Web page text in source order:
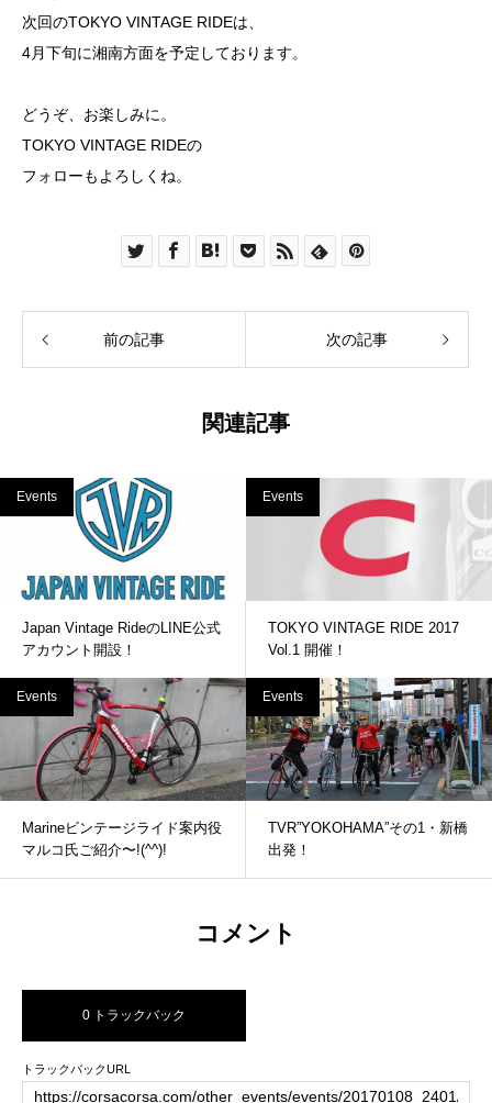
次回のTOKYO VINTAGE RIDEは、
4月下旬に湘南方面を予定しております。
どうぞ、お楽しみに。
TOKYO VINTAGE RIDEの
フォローもよろしくね。
前の記事 次の記事
関連記事
Events
Japan Vintage RideのLINE公式
アカウント開設！
Events
TOKYO VINTAGE RIDE 2017
Vol.1 開催！
Events
Marineビンテージライド案内役
マルコ氏ご紹介〜!(^^)!
Events
TVR”YOKOHAMA”その1・新橋
出発！
コメント
0 トラックバック
トラックバックURL